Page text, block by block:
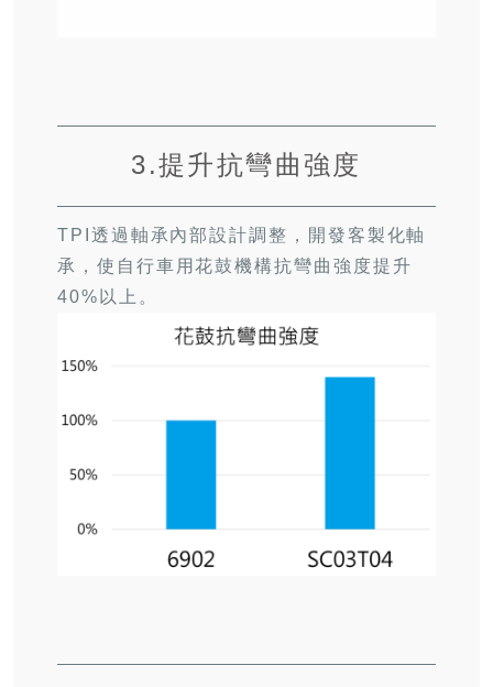
3.提升抗彎曲強度
TPI 透過軸承內部設計調整，開發客製化軸
承，使自行車用花鼓機構抗彎曲強度提升
40% 以上。